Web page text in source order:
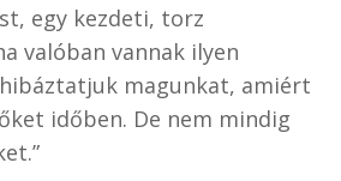
egy kezdeti, torz
valóban vannak ilyen
magunkat, amiért
időben. De nem mindig